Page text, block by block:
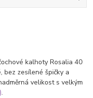
kalhoty Rosalia 40
bez zesílené špičky a
velikost s velkým
.